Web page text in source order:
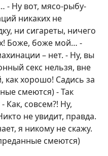
- Ну вот, мясо-рыбу-
никаких не
ни сигареты, ничего
Боже, боже мой… -
– нет. - Ну, вы
секс нельзя, вне
как хорошо! Садись за
смеются) - Так
Как, совсем?! Ну,
не увидит, правда.
я никому не скажу.
смеются)